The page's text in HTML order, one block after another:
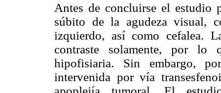
Antes de concluirse el estudio
súbito de la agudeza visual,
izquierdo, así como cefalea.
contraste solamente, por lo
hipofisiaria. Sin embargo,
intervenida por vía